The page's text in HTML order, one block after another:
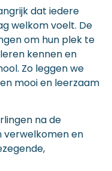
dat iedere
welkom voelt. De
om hun plek te
kennen en
Zo leggen we
mooi en leerzaam
na de
verwelkomen en